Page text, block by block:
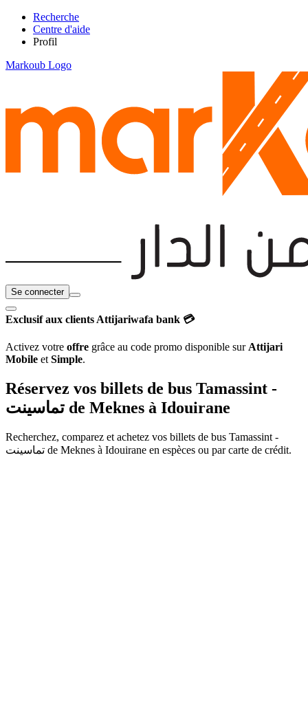
Recherche
Centre d'aide
Profil
Markoub Logo
Se connecter
Exclusif aux clients Attijariwafa bank 💳
Activez votre offre grâce au code promo disponible sur Attijari
Mobile et Simple.
Réservez vos billets de bus Tamassint -
تماسينت de Meknes à Idouirane
Recherchez, comparez et achetez vos billets de bus Tamassint -
تماسينت de Meknes à Idouirane en espèces ou par carte de crédit.